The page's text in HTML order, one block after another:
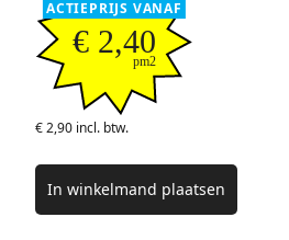
ACTIEPRIJS VANAF
€ 2,40
pm2
€ 2,90 incl. btw.
In winkelmand plaatsen